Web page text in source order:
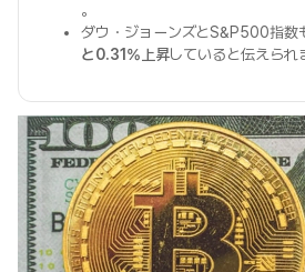
。
ダウ・ジョーンズとS&P500指数
と0.31%上昇していると伝えられ